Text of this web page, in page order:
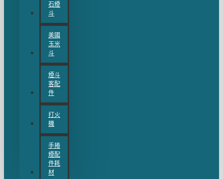
石煙
斗
美國
玉米
斗
煙斗
客配
件
打火
機
手捲
煙配
件耗
材